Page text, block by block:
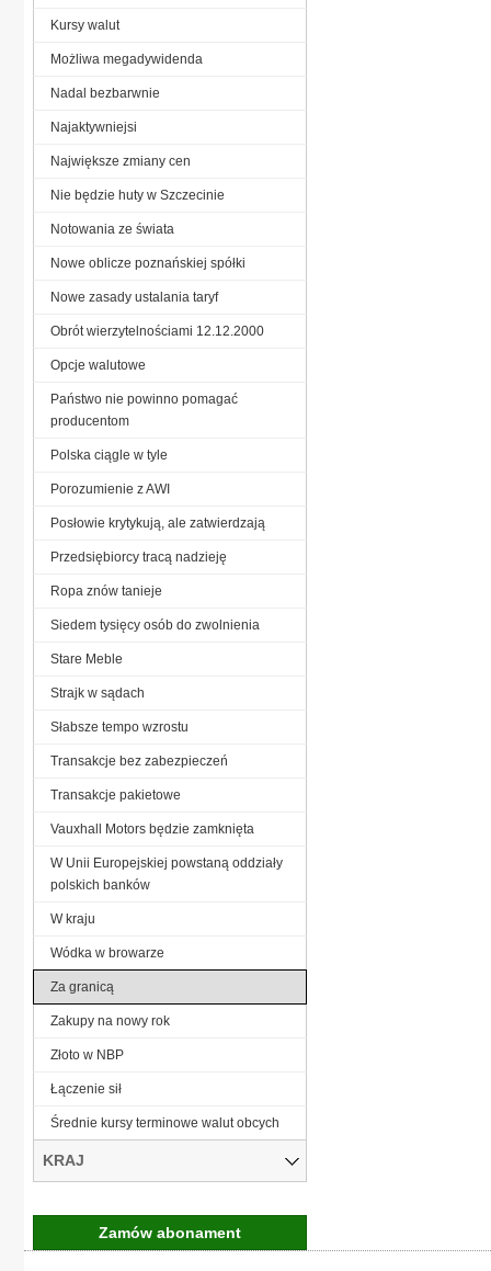
Kursy walut
Możliwa megadywidenda
Nadal bezbarwnie
Najaktywniejsi
Największe zmiany cen
Nie będzie huty w Szczecinie
Notowania ze świata
Nowe oblicze poznańskiej spółki
Nowe zasady ustalania taryf
Obrót wierzytelnościami 12.12.2000
Opcje walutowe
Państwo nie powinno pomagać
producentom
Polska ciągle w tyle
Porozumienie z AWI
Posłowie krytykują, ale zatwierdzają
Przedsiębiorcy tracą nadzieję
Ropa znów tanieje
Siedem tysięcy osób do zwolnienia
Stare Meble
Strajk w sądach
Słabsze tempo wzrostu
Transakcje bez zabezpieczeń
Transakcje pakietowe
Vauxhall Motors będzie zamknięta
W Unii Europejskiej powstaną oddziały
polskich banków
W kraju
Wódka w browarze
Za granicą
Zakupy na nowy rok
Złoto w NBP
Łączenie sił
Średnie kursy terminowe walut obcych
KRAJ
Zamów abonament